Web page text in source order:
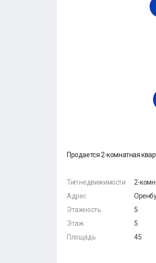
Продается 2-комнатная
Тип недвижимости
Адрес
Этажность
Этаж
Площадь
2-
5
5
45